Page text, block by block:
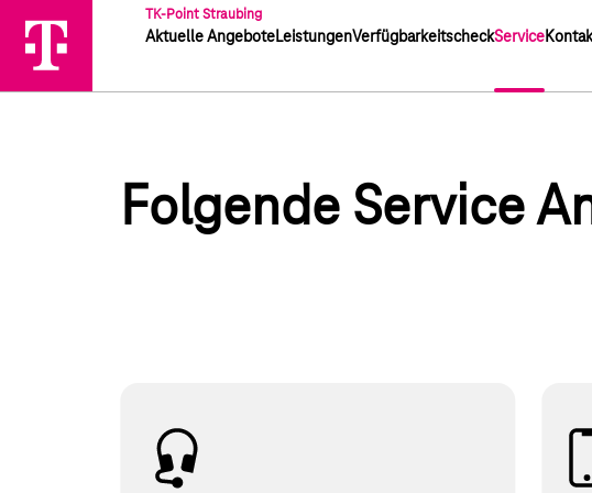
TK-Point Straubing
Aktuelle AngeboteLeistungenVerfügbarkeitscheckService
Folgende Service